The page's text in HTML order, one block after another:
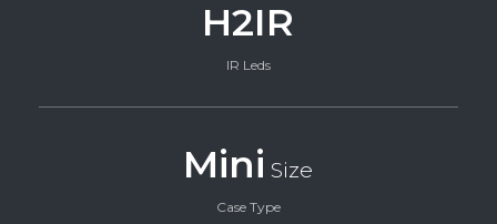
H2IR
IR Leds
Mini Size
Case Type